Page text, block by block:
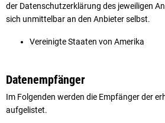
der Datenschutzerklärung des jeweiligen
sich unmittelbar an den Anbieter selbst.
Vereinigte Staaten von Amerika
Datenempfänger
Im Folgenden werden die Empfänger der
aufgelistet.